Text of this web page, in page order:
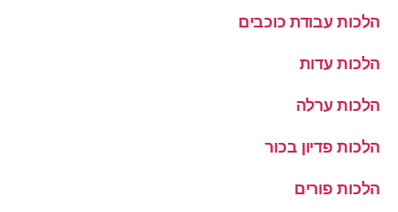
הלכות עבודת כוכבים
הלכות עדות
הלכות ערלה
הלכות פדיון בכור
הלכות פורים